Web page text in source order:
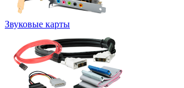
Звуковые карты